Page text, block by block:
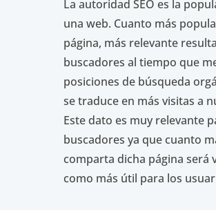
La autoridad SEO es la
una web. Cuanto más
página, más relevante
buscadores al tiempo que
posiciones de búsqueda
se traduce en más visitas a
Este dato es muy relevante
buscadores ya que cuanto
comparta dicha página será
como más útil para los